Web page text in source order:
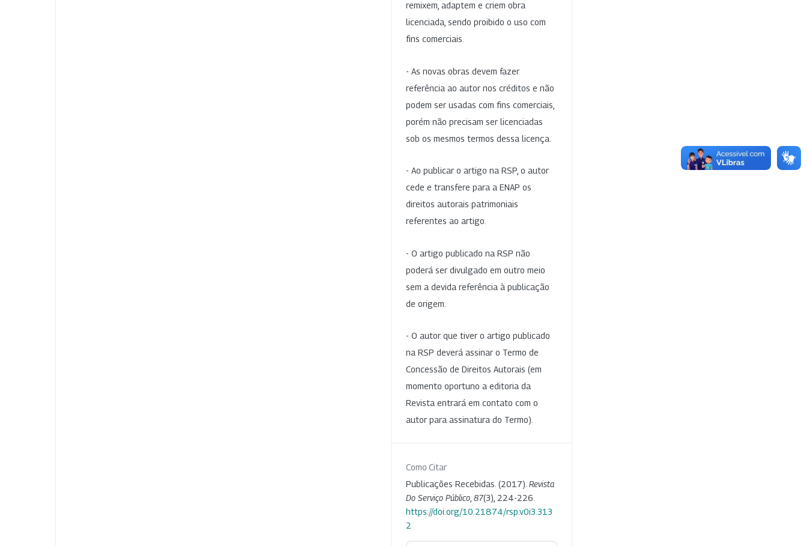
remixem, adaptem e criem obra
licenciada, sendo proibido o uso com
fins comerciais.
- As novas obras devem fazer
referência ao autor nos créditos e não
podem ser usadas com fins comerciais,
porém não precisam ser licenciadas
sob os mesmos termos dessa licença.
- Ao publicar o artigo na RSP, o autor
cede e transfere para a ENAP os
direitos autorais patrimoniais
referentes ao artigo.
- O artigo publicado na RSP não
poderá ser divulgado em outro meio
sem a devida referência à publicação
de origem.
- O autor que tiver o artigo publicado
na RSP deverá assinar o Termo de
Concessão de Direitos Autorais (em
momento oportuno a editoria da
Revista entrará em contato com o
autor para assinatura do Termo).
Como Citar
Publicações Recebidas. (2017). Revista
Do Serviço Público, 87(3), 224-226.
https://doi.org/10.21874/rsp.v0i3.313
2